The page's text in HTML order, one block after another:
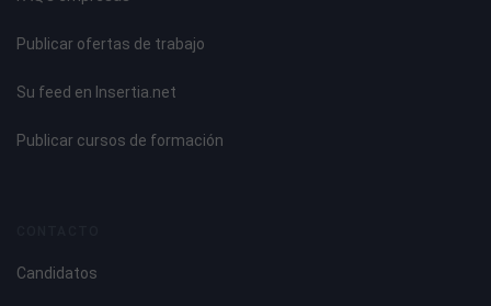
Publicar ofertas de trabajo
Su feed en Insertia.net
Publicar cursos de formación
Candidatos